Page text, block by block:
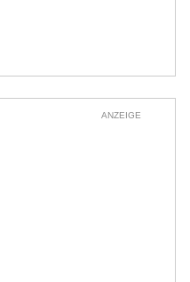
ANZEIGE